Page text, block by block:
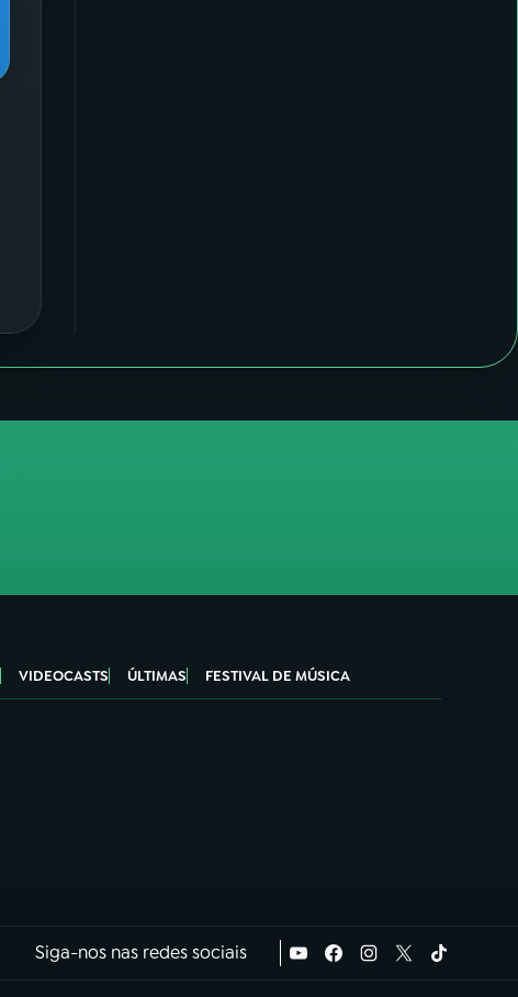
VIDEOCASTS ÚLTIMAS FESTIVAL DE MÚSICA
Siga-nos nas redes sociais